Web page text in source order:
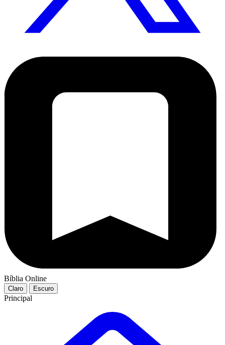
Bíblia Online
Claro Escuro
Principal